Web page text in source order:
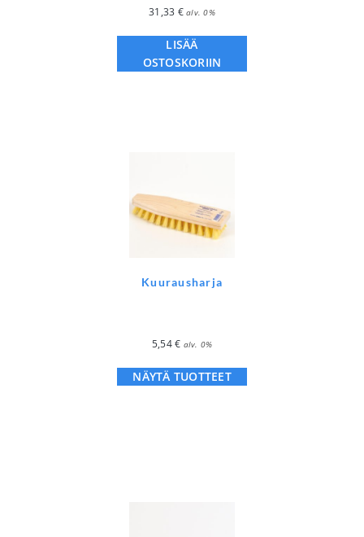
31,33 € alv. 0%
LISÄÄ
OSTOSKORIIN
Kuurausharja
5,54€ alv. 0%
NÄYTÄ TUOTTEET